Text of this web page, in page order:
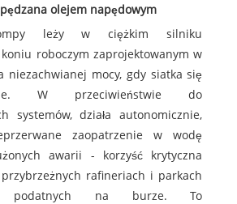
olejem napędowym
leży w ciężkim silniku
roboczym zaprojektowanym w
niezachwianej mocy, gdy siatka się
W przeciwieństwie do
systemów, działa autonomicznie,
zaopatrzenie w wodę
awarii - korzyść krytyczna
rafineriach i parkach
podatnych na burze. To